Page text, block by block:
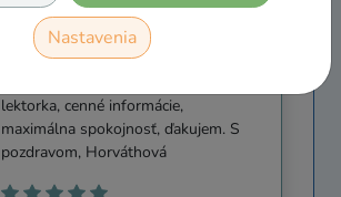
lektorka, cenné informácie,
maximálna spokojnosť, ďakujem. S
pozdravom, Horváthová
Nastavenia